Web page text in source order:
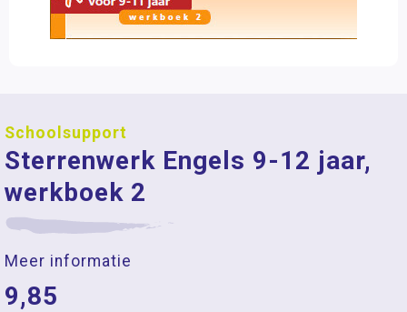
Schoolsupport
Sterrenwerk Engels 9-12 jaar,
werkboek 2
Meer informatie
9,85